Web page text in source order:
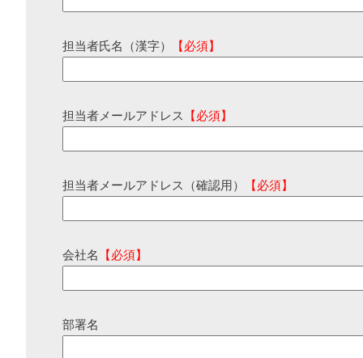
担当者氏名（漢字） 【必須】
担当者メールアドレス 【必須】
担当者メールアドレス（確認用） 【必須】
会社名 【必須】
部署名